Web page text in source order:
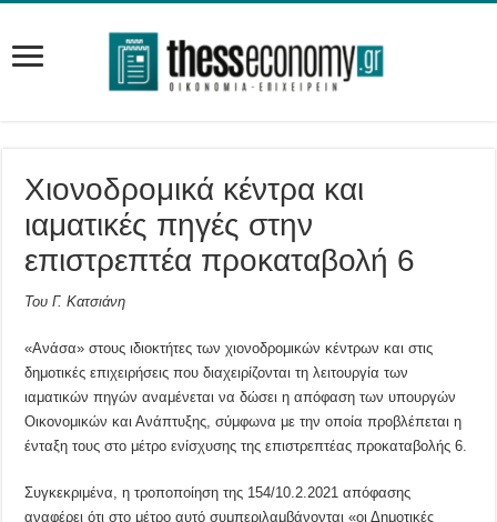
Χιονοδρομικά κέντρα και
ιαματικές πηγές στην
επιστρεπτέα προκαταβολή 6
Του Γ. Κατσιάνη
«Ανάσα» στους ιδιοκτήτες των χιονοδρομικών κέντρων και στις
δημοτικές επιχειρήσεις που διαχειρίζονται τη λειτουργία των
ιαματικών πηγών αναμένεται να δώσει η απόφαση των υπουργών
Οικονομικών και Ανάπτυξης, σύμφωνα με την οποία προβλέπεται η
ένταξη τους στο μέτρο ενίσχυσης της επιστρεπτέας προκαταβολής 6.
Συγκεκριμένα, η τροποποίηση της 154/10.2.2021 απόφασης
αναφέρει ότι στο μέτρο αυτό συμπεριλαμβάνονται «οι Δημοτικές